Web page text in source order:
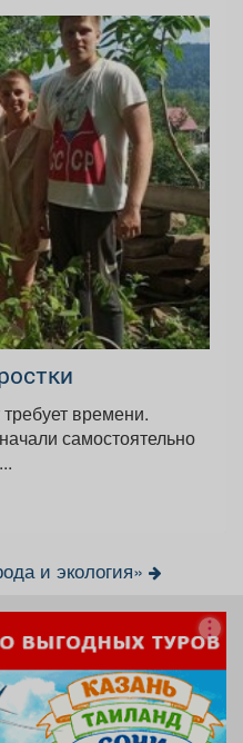
времени.
самостоятельно
и экология»